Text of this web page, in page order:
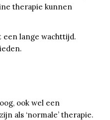
therapie kunnen
lange wachttijd.
ook wel een
als ‘normale’ therapie.